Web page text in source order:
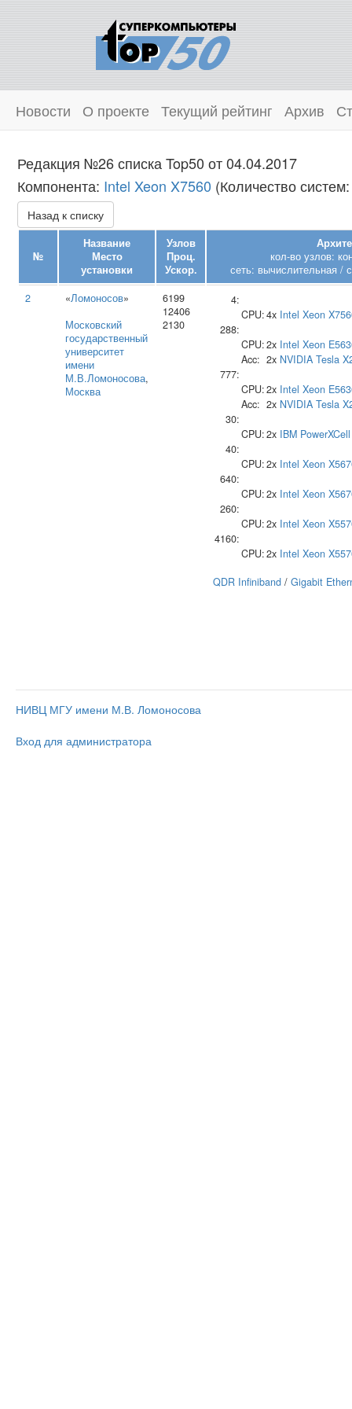
Новости О проекте Текущий рейтинг Архив
Редакция №26 списка Top50 от 04.04.2017
Компонента: Intel Xeon X7560 (Количество
Назад к списку
№
Название
Место
установки
Узлов
Проц.
Ускор.
кол-во узлов:
сеть: вычислительная /
2
«Ломоносов»
Московский
государственный
университет
имени
М.В.Ломоносова,
Москва
6199
12406
2130
4:
CPU:4x Intel Xeon
288:
CPU:2x Intel Xeon
Acc: 2x NVIDIA Tesla
777:
CPU:2x Intel Xeon
Acc: 2x NVIDIA Tesla
30:
CPU:2x IBM
40:
CPU:2x Intel Xeon
640:
CPU:2x Intel Xeon
260:
CPU:2x Intel Xeon
4160:
CPU:2x Intel Xeon
QDR Infiniband / Gigabit
НИВЦ МГУ имени М.В. Ломоносова
Вход для администратора